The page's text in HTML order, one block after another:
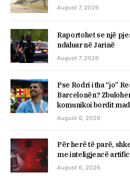
August 7, 2026
Raportohet se një
ndaluar në Jarinë
August 7, 2026
Pse Rodri i tha “jo”
Barcelonën?
komunikoi bordit
August 6, 2026
Për herë të parë,
me inteligjencë
August 6, 2026